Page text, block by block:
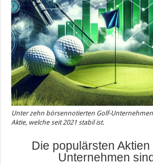
Unter zehn börsennotierten Golf-
Aktie, welche seit 2021 stabil ist.
Die populärsten
Unternehmen